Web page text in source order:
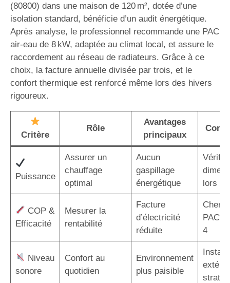
(80800) dans une maison de 120 m², dotée d’une
isolation standard, bénéficie d’un audit énergétique.
Après analyse, le professionnel recommande une PAC
air-eau de 8 kW, adaptée au climat local, et assure le
raccordement au réseau de radiateurs. Grâce à ce
choix, la facture annuelle divisée par trois, et le
confort thermique est renforcé même lors des hivers
rigoureux.
Critère
Rôle
Avantages
principaux
Puissance
Assurer un
chauffage
optimal
Aucun
gaspillage
énergétique
lors de
COP &
Efficacité
Mesurer la
rentabilité
Facture
d’électricité
réduite
PAC
4
Niveau
sonore
Confort au
quotidien
Environnement
plus paisible